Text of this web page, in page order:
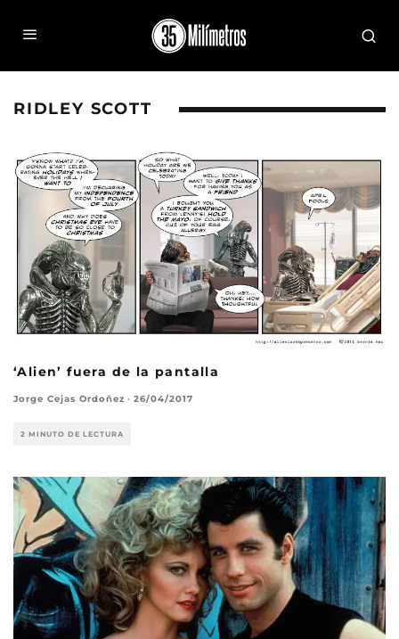
RIDLEY SCOTT
‘Alien’ fuera de la pantalla
Jorge Cejas Ordoñez · 26/04/2017
2 MINUTO DE LECTURA